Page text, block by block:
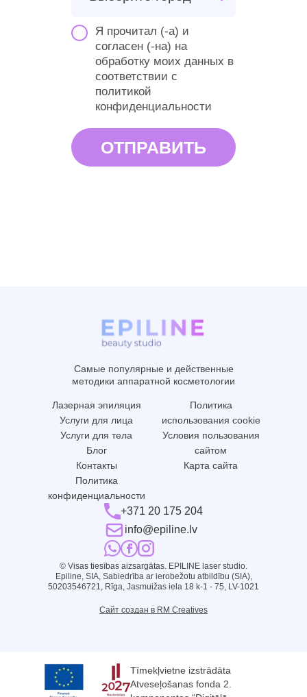
Я прочитал (-а) и
согласен (-на) на
обработку моих данных в
соответствии с
политикой
конфиденциальности
Самые популярные и действенные
методики аппаратной косметологии
Лазерная эпиляция
Услуги для лица
Услуги для тела
Блог
Контакты
Политика
конфиденциальности
Политика
использования cookie
Условия пользования
сайтом
Карта сайта
+371 20 175 204
info@epiline.lv
© Visas tiesības aizsargātas. EPILINE laser studio.
Epiline, SIA, Sabiedrība ar ierobežotu atbildību (SIA),
50203546721, Rīga, Jasmuižas iela 18 k-1 - 75, LV-1021
Сайт создан в RM Creatives
Tīmekļvietne izstrādāta
Atveseļošanas fonda 2.